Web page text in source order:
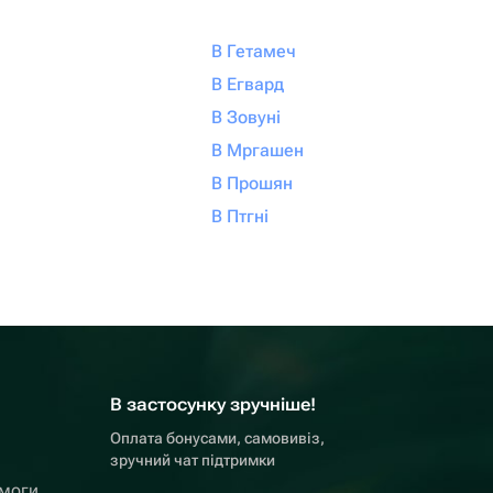
В Гетамеч
В Егвард
В Зовуні
В Мргашен
В Прошян
В Птгні
В застосунку зручніше!
Оплата бонусами, самовивіз,
зручний чат підтримки